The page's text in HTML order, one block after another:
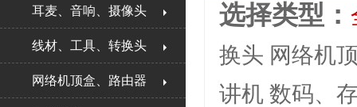
耳麦、音响、摄像头
线材、工具、转换头
网络机顶盒、路由器
选择类型：
换头 网络机
讲机 数码、